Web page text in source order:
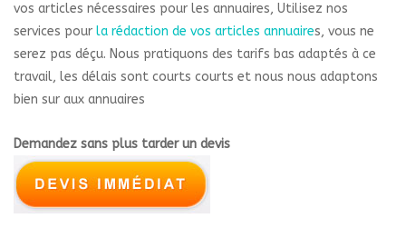
vos articles nécessaires pour les annuaires, Utilisez nos
services pour la rédaction de vos articles annuaires, vous ne
serez pas déçu. Nous pratiquons des tarifs bas adaptés à ce
travail, les délais sont courts courts et nous nous adaptons
bien sur aux annuaires
Demandez sans plus tarder un devis